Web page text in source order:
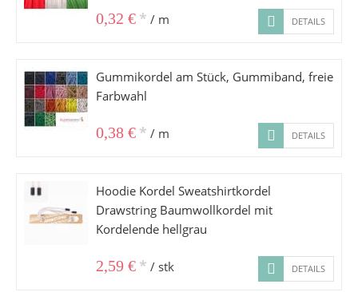
0,32 € * / m DETAILS
Gummikordel am Stück, Gummiband, freie
Farbwahl
0,38 € * / m DETAILS
Hoodie Kordel Sweatshirtkordel
Drawstring Baumwollkordel mit
Kordelende hellgrau
2,59 € * / stk DETAILS